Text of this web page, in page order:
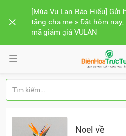
[Mùa Vu Lan Báo Hiếu] Gửi
tặng cha mẹ » Đặt hôm
mã giảm giá VULAN
Noel về